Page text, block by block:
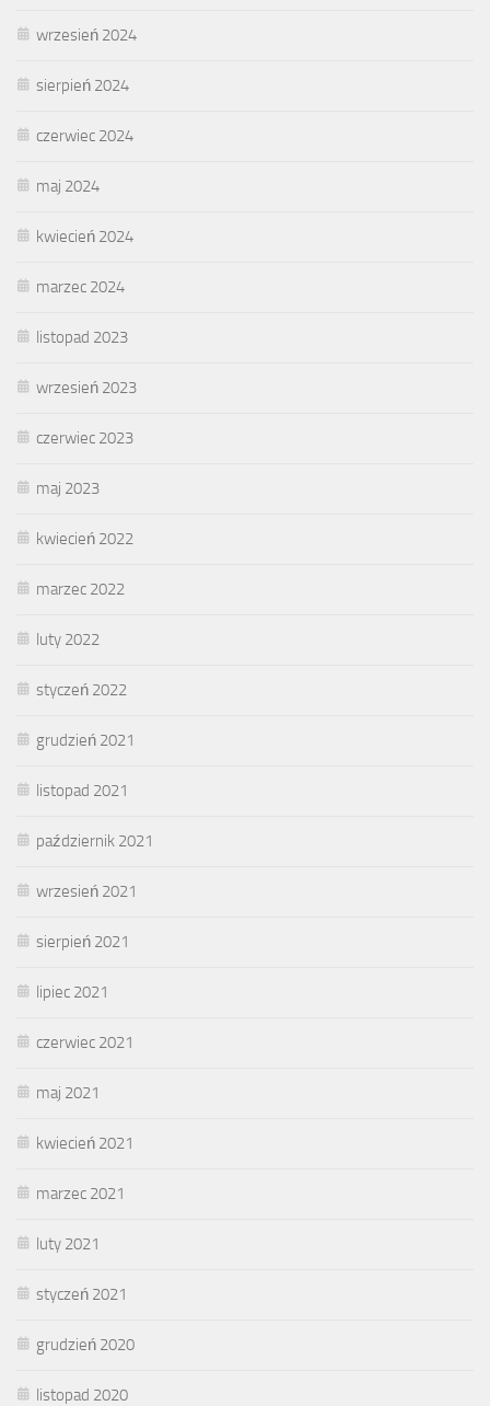
wrzesień 2024
sierpień 2024
czerwiec 2024
maj 2024
kwiecień 2024
marzec 2024
listopad 2023
wrzesień 2023
czerwiec 2023
maj 2023
kwiecień 2022
marzec 2022
luty 2022
styczeń 2022
grudzień 2021
listopad 2021
październik 2021
wrzesień 2021
sierpień 2021
lipiec 2021
czerwiec 2021
maj 2021
kwiecień 2021
marzec 2021
luty 2021
styczeń 2021
grudzień 2020
listopad 2020